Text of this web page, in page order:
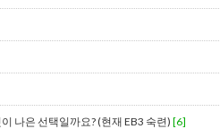
나은 선택일까요? (현재 EB3 숙련)[6]